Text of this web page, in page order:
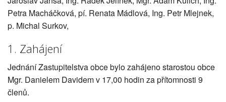
Turistika
Petra Macháčková, pí. Renata Mádlová, Ing. Petr Mlejnek,
p. Michal Surkov,
1. Zahájení
Jednání Zastupitelstva obce bylo zahájeno starostou obce
Mgr. Danielem Davidem v 17,00 hodin za přítomnosti 9
členů.